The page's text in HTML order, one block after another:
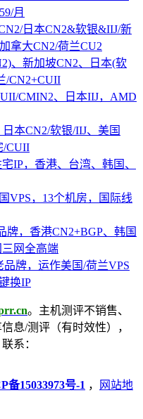
月
日本CN2&软银&IIJ/新
拿大CN2/荷兰CU2
、新加坡CN2、日本(软
/CN2+CUII
CMIN2、日本IIJ，AMD
本CN2/软银/IIJ、美国
/CUII
IP，香港、台湾、韩国、
VPS，13个机房，国际线
牌，香港CN2+BGP、韩国
三网全高端
品牌，运作美国/荷兰VPS
换IP
。主机测评不销售、
息/测评（有时效性），
系：
备15033973号-1 ，
网站地